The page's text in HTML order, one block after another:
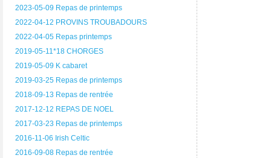
2023-05-09 Repas de printemps
2022-04-12 PROVINS TROUBADOURS
2022-04-05 Repas printemps
2019-05-11*18 CHORGES
2019-05-09 K cabaret
2019-03-25 Repas de printemps
2018-09-13 Repas de rentrée
2017-12-12 REPAS DE NOEL
2017-03-23 Repas de printemps
2016-11-06 Irish Celtic
2016-09-08 Repas de rentrée